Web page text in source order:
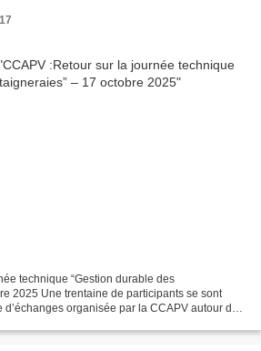
technique “Gestion durable des
2025 Une trentaine de participants se sont
organisée par la CCAPV autour de